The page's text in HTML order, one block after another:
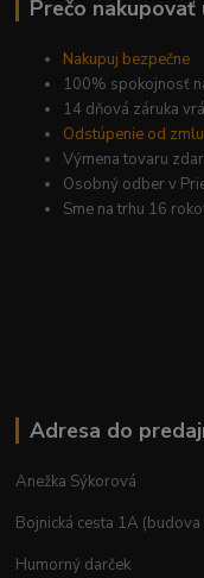
Prečo nakupovať
Nakupuj bezpečne
100% spokojnosť
14 dňová záruka
Odstúpenie od
Výmena tovaru
Osobný odber v
Sme na trhu 16
Adresa do
Anežka Sýkorová
Bojnická cesta 1A (budova
Humorný darček